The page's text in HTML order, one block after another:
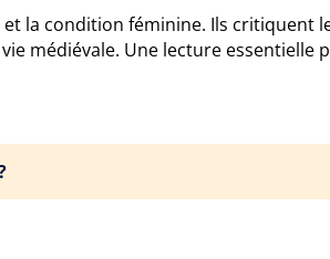
et la condition féminine. Ils critiquent
médiévale. Une lecture essentielle